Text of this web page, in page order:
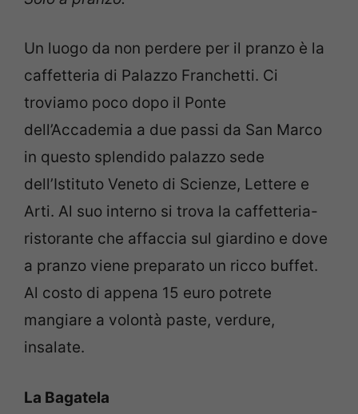
Un luogo da non perdere per il pranzo è la
caffetteria di Palazzo Franchetti. Ci
troviamo poco dopo il Ponte
dell’Accademia a due passi da San Marco
in questo splendido palazzo sede
dell’Istituto Veneto di Scienze, Lettere e
Arti. Al suo interno si trova la caffetteria-
ristorante che affaccia sul giardino e dove
a pranzo viene preparato un ricco buffet.
Al costo di appena 15 euro potrete
mangiare a volontà paste, verdure,
insalate.
La Bagatela